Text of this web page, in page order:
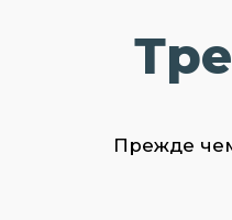
Прежде